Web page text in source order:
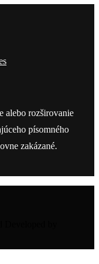
alebo rozširovanie
písomného
zakázané.